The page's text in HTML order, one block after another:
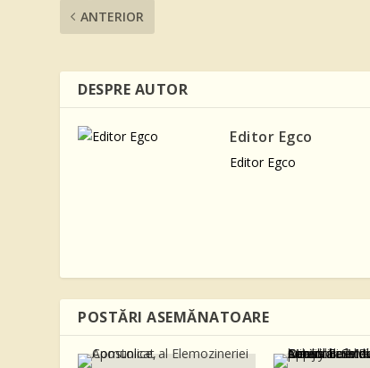
ANTERIOR
DESPRE AUTOR
Editor Egco
Editor Egco
POSTĂRI ASEMĂNATOARE